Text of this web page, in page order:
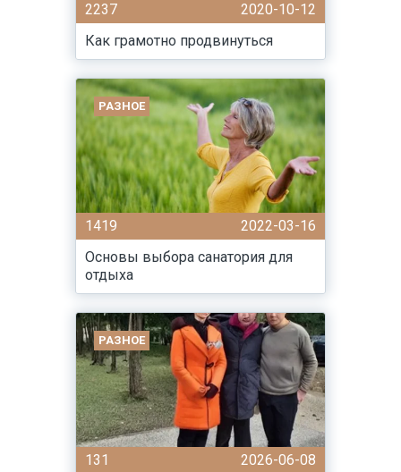
2237
2020-10-12
Как грамотно продвинуться
РАЗНОЕ
1419
2022-03-16
Основы выбора санатория для
отдыха
РАЗНОЕ
131 2026-06-08